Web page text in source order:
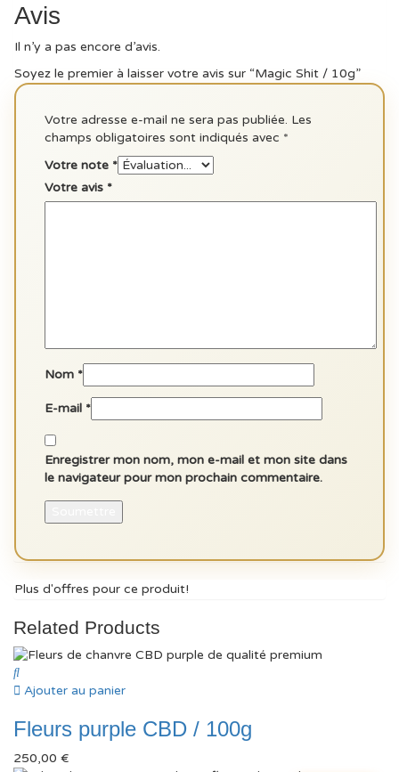
Avis
Il n’y a pas encore d’avis.
Soyez le premier à laisser votre avis sur “Magic Shit / 10g”
Votre adresse e-mail ne sera pas publiée. Les
champs obligatoires sont indiqués avec *
Votre note *
Votre avis *
Nom *
E-mail *
Enregistrer mon nom, mon e-mail et mon site dans
le navigateur pour mon prochain commentaire.
Plus d'offres pour ce produit!
Related Products
Ajouter au panier
Fleurs purple CBD / 100g
250,00 €